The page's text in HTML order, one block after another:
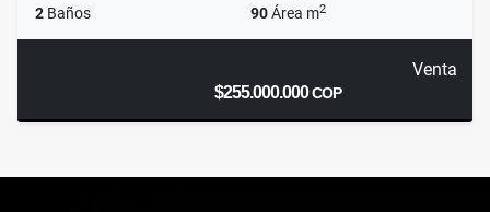
2 Baños 90Área m2
Venta
$255.000.000COP